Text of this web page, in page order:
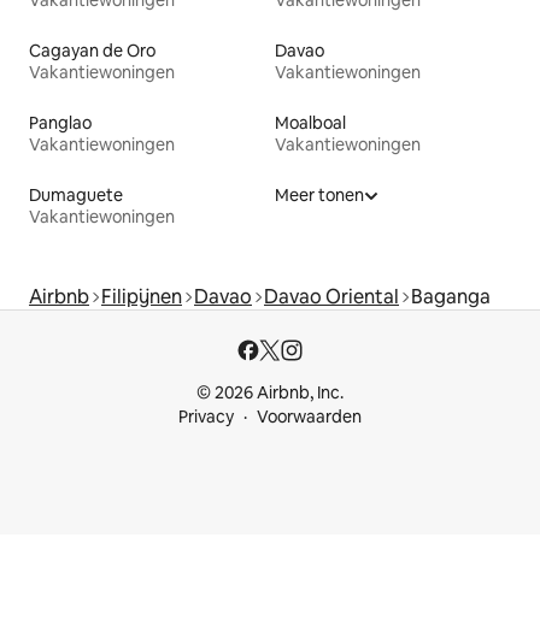
Cagayan de Oro
Vakantiewoningen
Davao
Vakantiewoningen
Panglao
Vakantiewoningen
Moalboal
Vakantiewoningen
Dumaguete
Vakantiewoningen
Meer tonen
Airbnb Filipijnen Davao Davao Oriental Baganga
© 2026 Airbnb, Inc.
Privacy
Voorwaarden